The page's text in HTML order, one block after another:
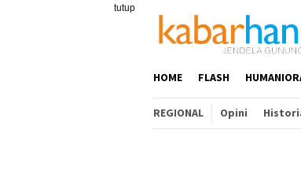
tutup
HOME FLASH
REGIONAL Opini